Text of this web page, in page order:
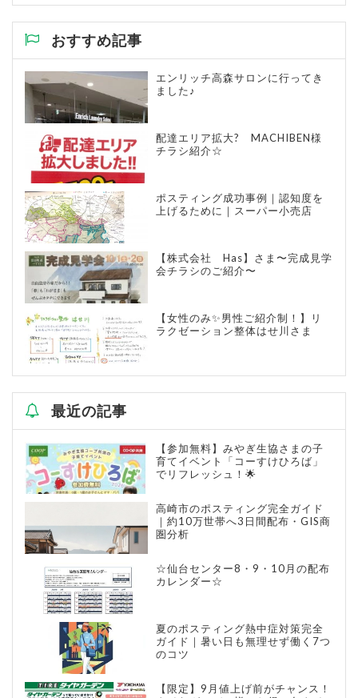
おすすめ記事
エンリッチ高森サロンに行ってき
ました♪
配達エリア拡大? MACHIBEN様
チラシ紹介☆
ポスティング成功事例｜認知度を
上げるために｜スーパー小売店
【株式会社 Has】さま〜完成見学
会チラシのご紹介〜
【女性のみ✨男性ご紹介制！】リ
ラクゼーション整体はせ川さま
最近の記事
【参加無料】みやぎ生協さまの子
育てイベント「コーすけひろば」
でリフレッシュ！🌟
高崎市のポスティング完全ガイド
｜約10万世帯へ3日間配布・GIS商
圏分析
☆仙台センター8・9・10月の配布
カレンダー☆
夏のポスティング熱中症対策完全
ガイド｜暑い日も無理せず働く7つ
のコツ
【限定】9月値上げ前がチャンス！